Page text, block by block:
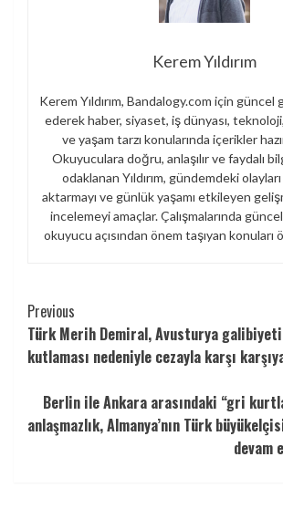
Kerem Yıldırım
Kerem Yıldırım, Bandalogy.com için
ederek haber, siyaset, iş dünyası,
ve yaşam tarzı konularında içerikler
Okuyuculara doğru, anlaşılır ve faydalı
odaklanan Yıldırım, gündemdeki
aktarmayı ve günlük yaşamı etkileyen
incelemeyi amaçlar. Çalışmalarında
okuyucu açısından önem taşıyan konuları
Continue
Reading
Previous
Türk Merih Demiral, Avusturya
kutlaması nedeniyle cezayla karşı
Berlin ile Ankara arasındaki “gri
anlaşmazlık, Almanya’nın Türk
devam